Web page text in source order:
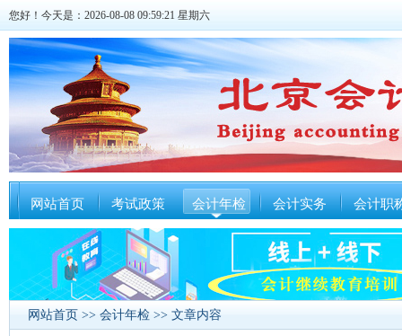
您好！今天是：2026-08-08 09:59:21 星期六
网站首页 考试政策 会计年检 会计实务 会计职
网站首页 >> 会计年检 >> 文章内容